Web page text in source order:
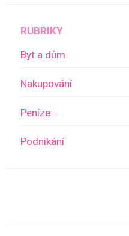
RUBRIKY
Byt a dům
Nakupování
Peníze
Podnikání